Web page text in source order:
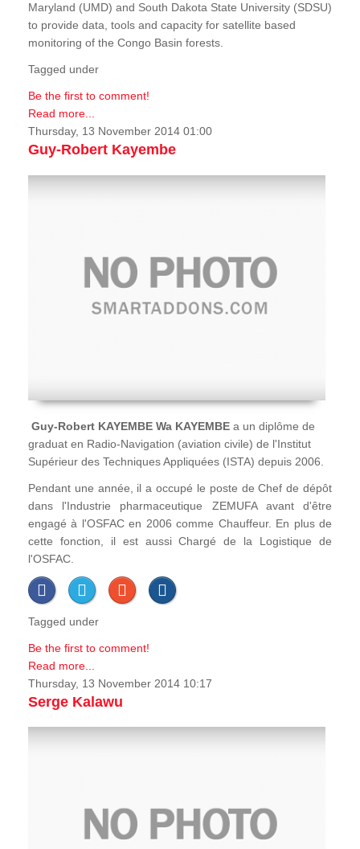
Maryland (UMD) and South Dakota State University (SDSU)
to provide data, tools and capacity for satellite based
monitoring of the Congo Basin forests.
Tagged under
Be the first to comment!
Read more...
Thursday, 13 November 2014 01:00
Guy-Robert Kayembe
Guy-Robert KAYEMBE Wa KAYEMBE a un diplôme de
graduat en Radio-Navigation (aviation civile) de l'Institut
Supérieur des Techniques Appliquées (ISTA) depuis 2006.
Pendant une année, il a occupé le poste de Chef de dépôt
dans l'Industrie pharmaceutique ZEMUFA avant d'être
engagé à l'OSFAC en 2006 comme Chauffeur. En plus de
cette fonction, il est aussi Chargé de la Logistique de
l'OSFAC.
Tagged under
Be the first to comment!
Read more...
Thursday, 13 November 2014 10:17
Serge Kalawu